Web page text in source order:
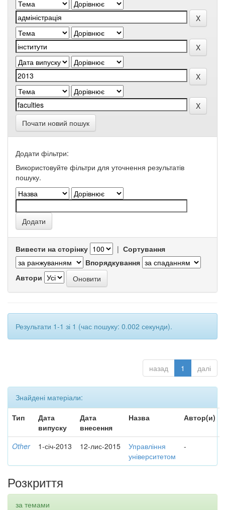
Почати новий пошук
Додати фільтри:
Використовуйте фільтри для уточнення результатів
пошуку.
Вивести на сторінку | Сортування
Впорядкування
Автори
Результати 1-1 зі 1 (час пошуку: 0.002 секунди).
назад 1 далі
Знайдені матеріали:
Тип
Дата
випуску
Дата
внесення
Назва Автор(и)
Other 1-січ-2013 12-лис-2015
Управління
університетом
-
Розкриття
за темами